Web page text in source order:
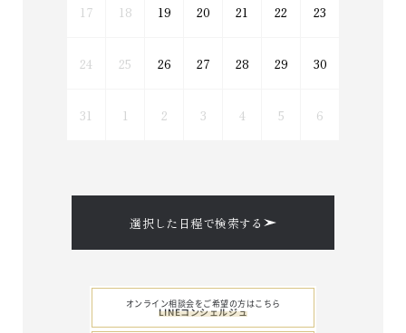
17 18 19 20 21 22 23
24 25 26 27 28 29 30
31 1 2 3 4 5 6
選択した日程で検索する
オンライン相談会をご希望の方はこちら
LINEコンシェルジュ